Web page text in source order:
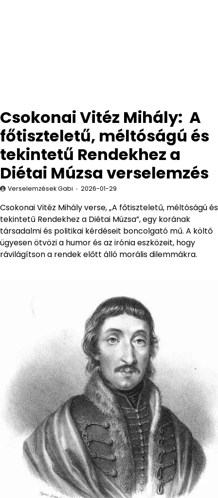
Csokonai Vitéz Mihály: A
főtiszteletű, méltóságú és
tekintetű Rendekhez a
Diétai Múzsa verselemzés
Verselemzések Gabi 2026-01-29
Csokonai Vitéz Mihály verse, „A főtiszteletű, méltóságú és
tekintetű Rendekhez a Diétai Múzsa”, egy korának
társadalmi és politikai kérdéseit boncolgató mű. A költő
ügyesen ötvözi a humor és az irónia eszközeit, hogy
rávilágítson a rendek előtt álló morális dilemmákra.